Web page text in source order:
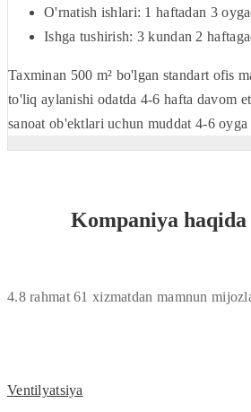
O'rnatish ishlari: 1 haftadan 3
Ishga tushirish: 3 kundan 2
Taxminan 500 m² bo'lgan standart ofis
to'liq aylanishi odatda 4-6 hafta davom
sanoat ob'ektlari uchun muddat 4-6
Kompaniya
4.8rahmat61 xizmatdan mamnun
Ventilyatsiya